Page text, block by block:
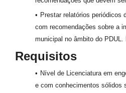
Prestar relatórios periódicos
com recomendações sobre a
municipal no âmbito do
Requisitos
Nível de Licenciatura em
e com conhecimentos sólidos